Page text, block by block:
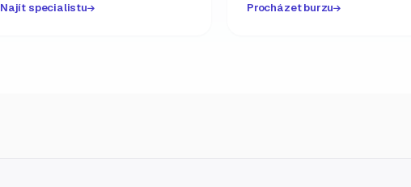
Najít specialistu
Procházet burzu